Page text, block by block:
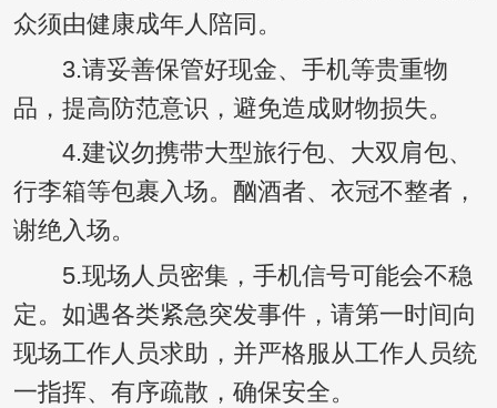
众须由健康成年人陪同。
3.请妥善保管好现金、手机等贵重物
品，提高防范意识，避免造成财物损失。
4.建议勿携带大型旅行包、大双肩包、
行李箱等包裹入场。酗酒者、衣冠不整者，
谢绝入场。
5.现场人员密集，手机信号可能会不稳
定。如遇各类紧急突发事件，请第一时间向
现场工作人员求助，并严格服从工作人员统
一指挥、有序疏散，确保安全。